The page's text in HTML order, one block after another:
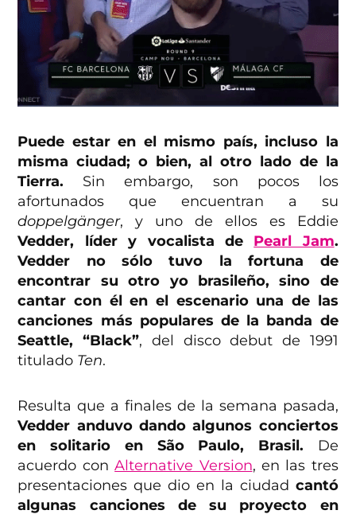
Puede estar en el mismo país, incluso la
misma ciudad; o bien, al otro lado de la
Tierra. Sin embargo, son pocos los
afortunados que encuentran a su
doppelgänger, y uno de ellos es Eddie
Vedder, líder y vocalista de Pearl Jam.
Vedder no sólo tuvo la fortuna de
encontrar su otro yo brasileño, sino de
cantar con él en el escenario una de las
canciones más populares de la banda de
Seattle, “Black”, del disco debut de 1991
titulado Ten.
Resulta que a finales de la semana pasada,
Vedder anduvo dando algunos conciertos
en solitario en São Paulo, Brasil. De
acuerdo conAlternative Version, en las tres
presentaciones que dio en la ciudad cantó
algunas canciones de su proyecto en